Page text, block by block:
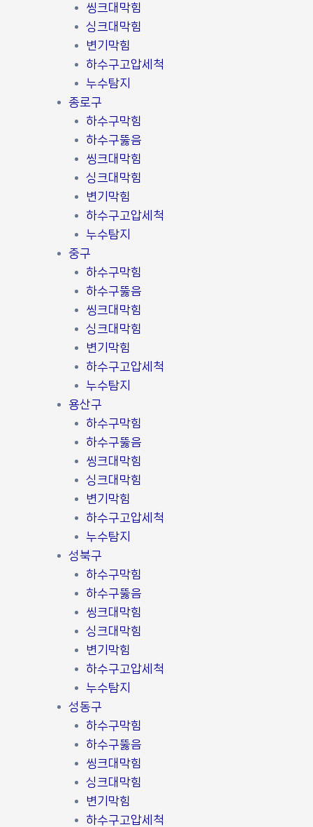
씽크대막힘
싱크대막힘
변기막힘
하수구고압세척
누수탐지
종로구
하수구막힘
하수구뚫음
씽크대막힘
싱크대막힘
변기막힘
하수구고압세척
누수탐지
중구
하수구막힘
하수구뚫음
씽크대막힘
싱크대막힘
변기막힘
하수구고압세척
누수탐지
용산구
하수구막힘
하수구뚫음
씽크대막힘
싱크대막힘
변기막힘
하수구고압세척
누수탐지
성북구
하수구막힘
하수구뚫음
씽크대막힘
싱크대막힘
변기막힘
하수구고압세척
누수탐지
성동구
하수구막힘
하수구뚫음
씽크대막힘
싱크대막힘
변기막힘
하수구고압세척